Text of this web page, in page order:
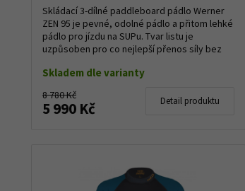
Skládací 3-dílné paddleboard pádlo Werner
ZEN 95 je pevné, odolné pádlo a přitom lehké
pádlo pro jízdu na SUPu. Tvar listu je
uzpůsoben pro co nejlepší přenos síly bez
Skladem dle varianty
8 780 Kč
5 990 Kč Detail produktu